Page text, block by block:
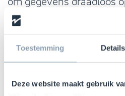
Toestemming Details
Deze website maakt gebruik
verzenden via radiogolven.
In vergelijking met
beperkt zijn tot het
erop geschreven staat,
capaciteit om